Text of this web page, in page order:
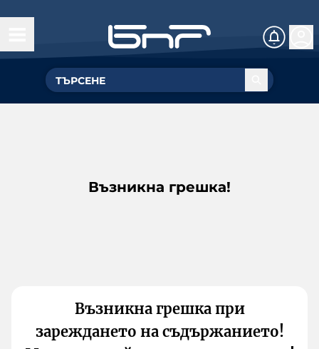
Възникна грешка!
Възникна грешка при
зареждането на съдържанието!